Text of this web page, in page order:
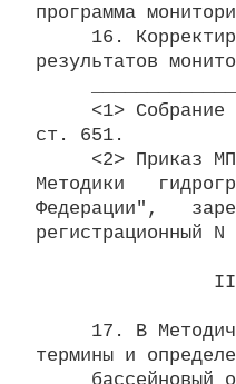
программа
16.
результатов
<1> Собрание
ст. 651.
<2> Приказ
Методики
Федерации",
регистрационный N
17. В
термины и